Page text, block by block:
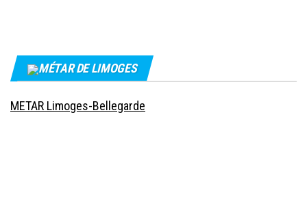
MÉTAR DE LIMOGES
METAR Limoges-Bellegarde